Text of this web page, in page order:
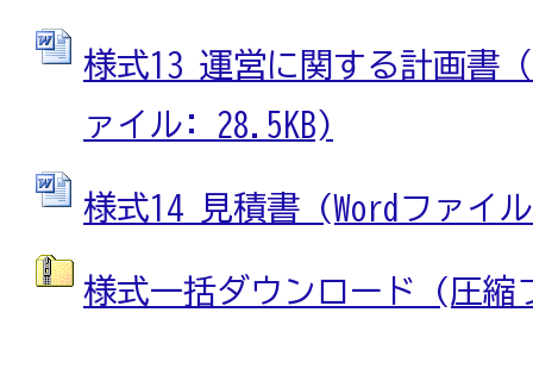
様式13 運営に関する計画書
ァイル: 28.5KB)
様式14 見積書 (Wordファイ
様式一括ダウンロード (圧縮